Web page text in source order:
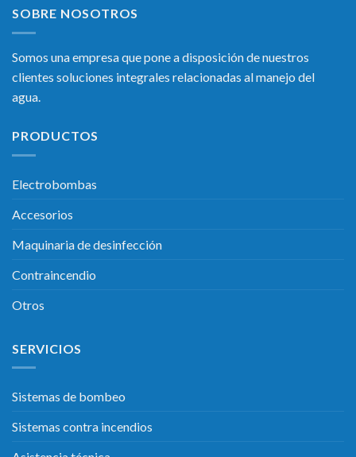
SOBRE NOSOTROS
Somos una empresa que pone a disposición de nuestros
clientes soluciones integrales relacionadas al manejo del
agua.
PRODUCTOS
Electrobombas
Accesorios
Maquinaria de desinfección
Contraincendio
Otros
SERVICIOS
Sistemas de bombeo
Sistemas contra incendios